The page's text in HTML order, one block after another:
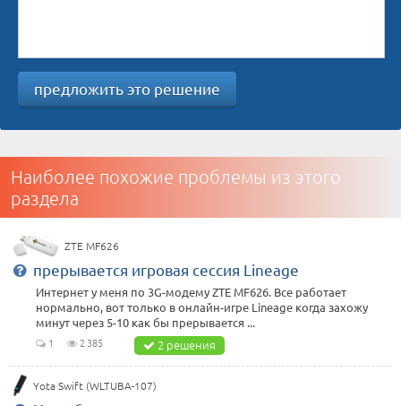
предложить это решение
Наиболее похожие проблемы из этого
раздела
ZTE MF626
прерывается игровая сессия Lineage
Интернет у меня по 3G-модему ZTE MF626. Все работает
нормально, вот только в онлайн-игре Lineage когда захожу
минут через 5-10 как бы прерывается ...
1 2 385 2 решения
Yota Swift (WLTUBA-107)